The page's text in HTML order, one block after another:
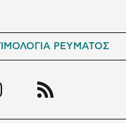
ΡΕΥΜΑΤΟΣ